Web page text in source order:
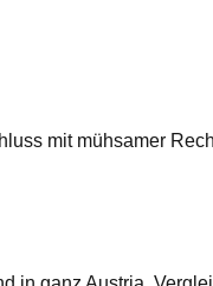
mit mühsamer